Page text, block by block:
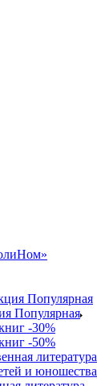
Популярная
-30%
-50%
литература
и юношества